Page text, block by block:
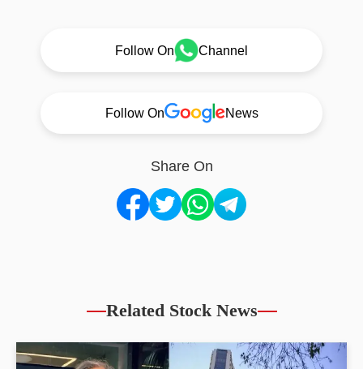
Follow On Channel
Follow On News
Share On
Related Stock News